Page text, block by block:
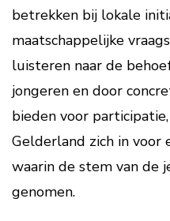
betrekken bij lokale
maatschappelijke
luisteren naar de
jongeren en door
bieden voor
Gelderland zich in voor
waarin de stem van de
genomen.